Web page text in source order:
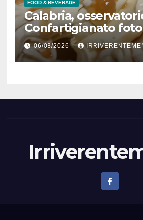
600mila €
FOOD & BEVERAGE
Calabria,
Confartigianato
comparto radicato:
laboratori gelateria
artigiani
06/08/2026